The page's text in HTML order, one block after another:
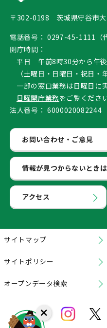
〒302-0198 茨城県守谷市大
電話番号： 0297-45-1111（代
開庁時間：
平日 午前8時30分から午
（土曜日・日曜日・祝日・
一部の窓口業務は日曜日に
日曜開庁業務をご覧ください
法人番号： 6000020082244
お問い合わせ・ご意見
情報が見つからないとき
アクセス
サイトマップ
サイトポリシー
オープンデータ検索